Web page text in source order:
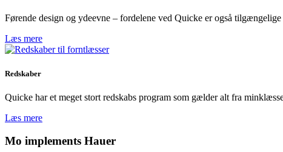
Førende design og ydeevne – fordelene ved Quicke er også
Læs mere
Redskaber
Quicke har et meget stort redskabs program som gælder alt fra
Læs mere
Mo implements Hauer